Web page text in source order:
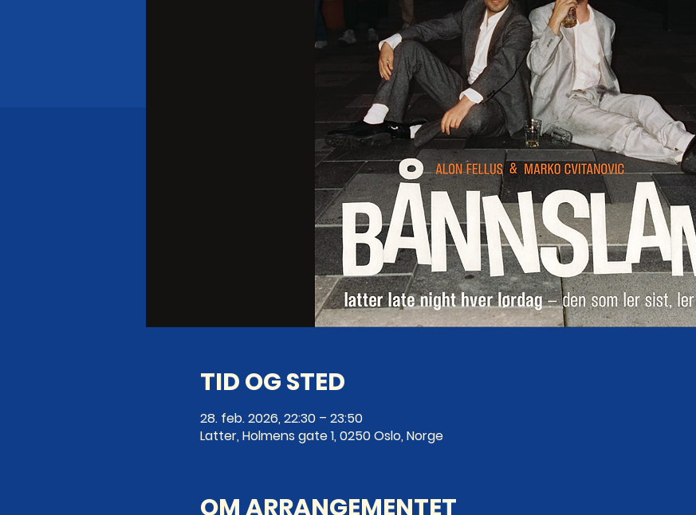
TID OG STED
28. feb. 2026, 22:30 – 23:50
Latter, Holmens gate 1, 0250 Oslo, Norge
OM ARRANGEMENTET